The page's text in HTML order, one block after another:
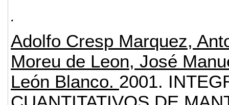
.
Adolfo Cresp Marquez,
Moreu de Leon, José
León Blanco. 2001.